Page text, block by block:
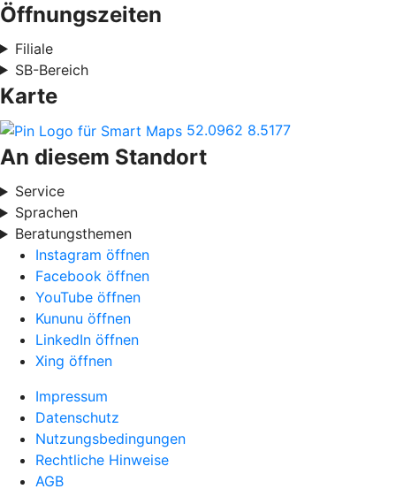
Öffnungszeiten
Filiale
SB-Bereich
Karte
52.0962 8.5177
An diesem Standort
Service
Sprachen
Beratungsthemen
Instagram öffnen
Facebook öffnen
YouTube öffnen
Kununu öffnen
LinkedIn öffnen
Xing öffnen
Impressum
Datenschutz
Nutzungsbedingungen
Rechtliche Hinweise
AGB